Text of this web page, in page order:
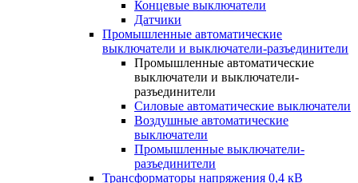
Концевые выключатели
Датчики
Промышленные автоматические
выключатели и выключатели-разъединители
Промышленные автоматические
выключатели и выключатели-
разъединители
Силовые автоматические выключатели
Воздушные автоматические
выключатели
Промышленные выключатели-
разъединители
Трансформаторы напряжения 0,4 кВ